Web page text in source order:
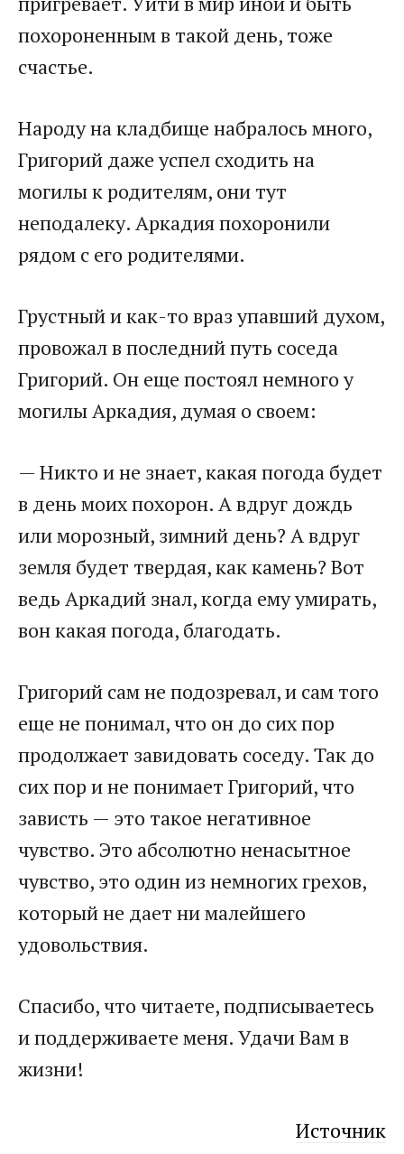
похороненным в такой день, тоже
счастье.
Народу на кладбище набралось много,
Григорий даже успел сходить на
могилы к родителям, они тут
неподалеку. Аркадия похоронили
рядом с его родителями.
Грустный и как-то враз упавший духом,
провожал в последний путь соседа
Григорий. Он еще постоял немного у
могилы Аркадия, думая о своем:
— Никто и не знает, какая погода будет
в день моих похорон. А вдруг дождь
или морозный, зимний день? А вдруг
земля будет твердая, как камень? Вот
ведь Аркадий знал, когда ему умирать,
вон какая погода, благодать.
Григорий сам не подозревал, и сам того
еще не понимал, что он до сих пор
продолжает завидовать соседу. Так до
сих пор и не понимает Григорий, что
зависть — это такое негативное
чувство. Это абсолютно ненасытное
чувство, это один из немногих грехов,
который не дает ни малейшего
удовольствия.
Спасибо, что читаете, подписываетесь
и поддерживаете меня. Удачи Вам в
жизни!
Источник